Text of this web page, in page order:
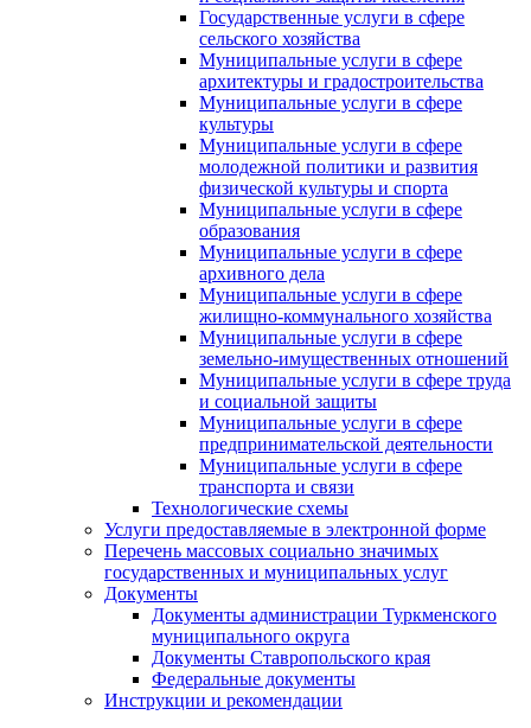
Государственные услуги в сфере
сельского хозяйства
Муниципальные услуги в сфере
архитектуры и градостроительства
Муниципальные услуги в сфере
культуры
Муниципальные услуги в сфере
молодежной политики и развития
физической культуры и спорта
Муниципальные услуги в сфере
образования
Муниципальные услуги в сфере
архивного дела
Муниципальные услуги в сфере
жилищно-коммунального хозяйства
Муниципальные услуги в сфере
земельно-имущественных отношений
Муниципальные услуги в сфере труда
и социальной защиты
Муниципальные услуги в сфере
предпринимательской деятельности
Муниципальные услуги в сфере
транспорта и связи
Технологические схемы
Услуги предоставляемые в электронной форме
Перечень массовых социально значимых
государственных и муниципальных услуг
Документы
Документы администрации Туркменского
муниципального округа
Документы Ставропольского края
Федеральные документы
Инструкции и рекомендации